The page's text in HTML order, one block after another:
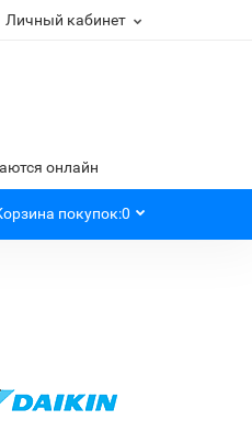
Личный кабинет
онлайн
покупок:0